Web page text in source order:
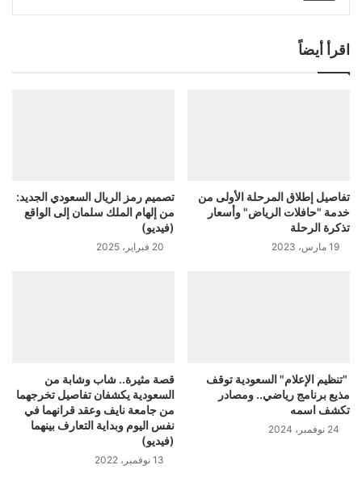
اقرأ أيضاً
تفاصيل إطلاق المرحلة الأولى من
خدمة "حافلات الرياض" وأسعار
تذكرة الرحلة
19 مارس، 2023
تصميم رمز الريال السعودي الجديد:
من إلهام الملك سلمان إلى الواقع
(فيديو)
20 فبراير، 2025
‏ "تنظيم الإعلام" السعودية توقف
مذيع برنامج رياضي.. ومصادر
تكشف اسمه
24 نوفمبر، 2024
قصة مثيرة.. شاب وشابة من
السعودية يكشفان تفاصيل تخرجهما
من جامعة نايف وعقد قرانهما في
نفس اليوم وبداية التعارف بينهما
(فيديو)
13 نوفمبر، 2022